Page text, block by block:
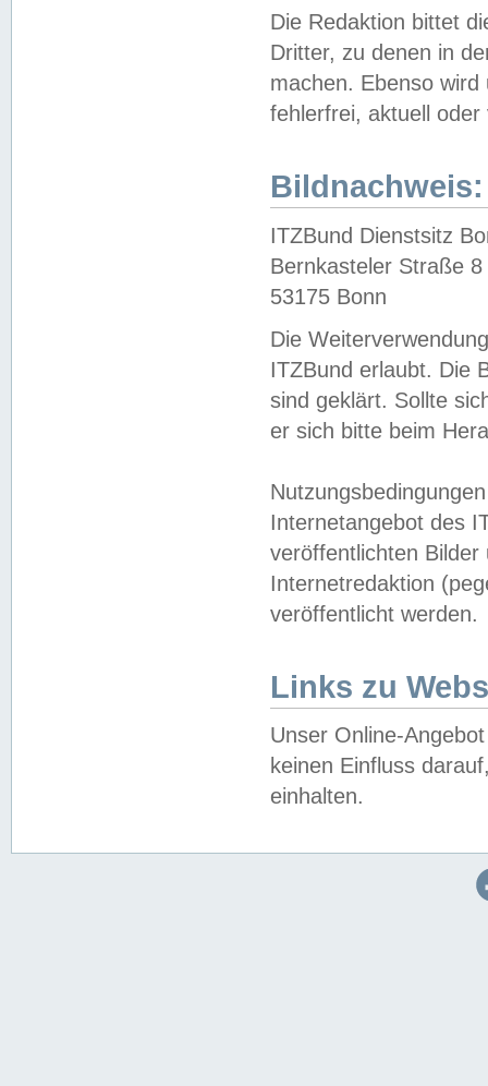
Die Redaktion bittet
Dritter, zu denen in
machen. Ebenso
fehlerfrei, aktuell oder
Bildnachweis:
ITZBund Dienstsitz
Bernkasteler Straße 8
53175 Bonn
Die
ITZBund erlaubt. Die
sind geklärt. Sollte
er sich bitte beim
Internetangebot des
veröffentlichten
Internetredaktion
veröffentlicht werden.
Links zu
Unser Online-
keinen Einfluss
einhalten.